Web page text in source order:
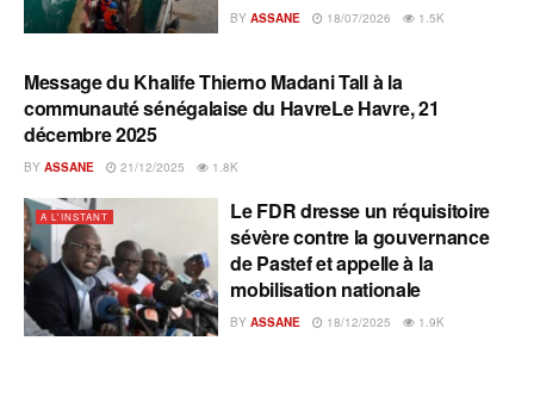
BY ASSANE 18/07/2026 1.5K
A L'INSTANT
Message du Khalife Thierno Madani Tall à la
communauté sénégalaise du HavreLe Havre, 21
décembre 2025
BY ASSANE 21/12/2025 1.8K
A L'INSTANT
Le FDR dresse un réquisitoire
sévère contre la gouvernance
de Pastef et appelle à la
mobilisation nationale
BY ASSANE 18/12/2025 1.9K